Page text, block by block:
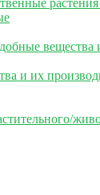
вещества
и их